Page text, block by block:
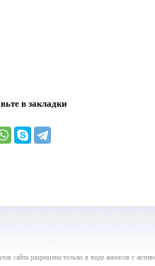
в закладки
сайта разрешена только в виде анонсов с